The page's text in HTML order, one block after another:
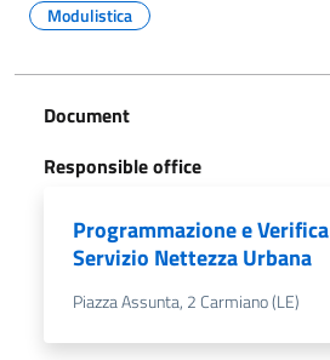
Modulistica
Document
Responsible office
Programmazione e Verifica
Servizio Nettezza Urbana
Piazza Assunta, 2 Carmiano (LE)